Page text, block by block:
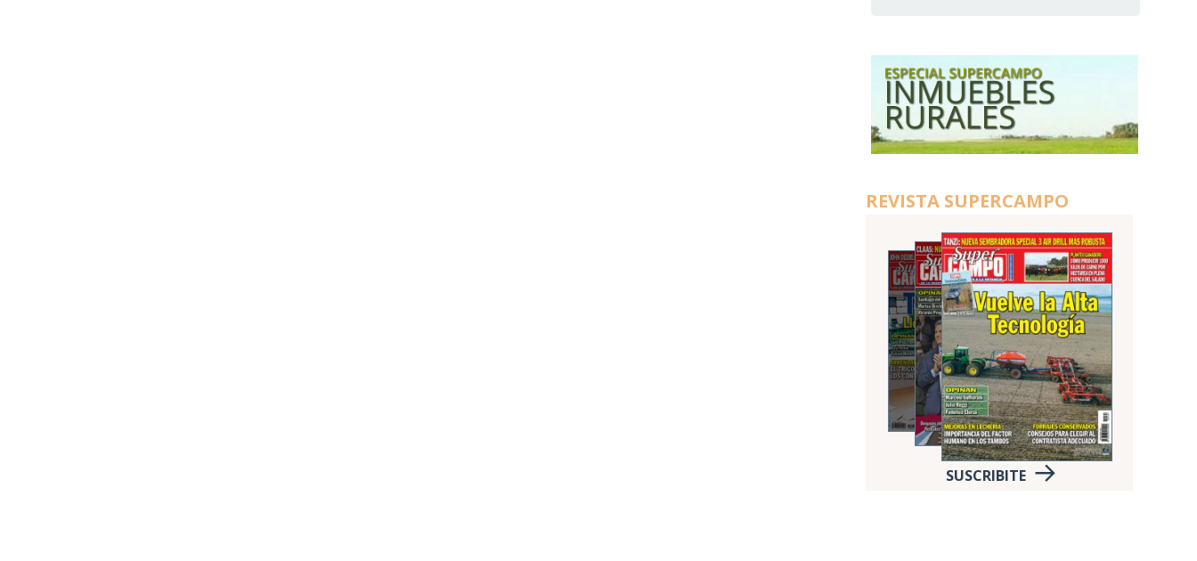
REVISTA SUPERCAMPO
SUSCRIBITE